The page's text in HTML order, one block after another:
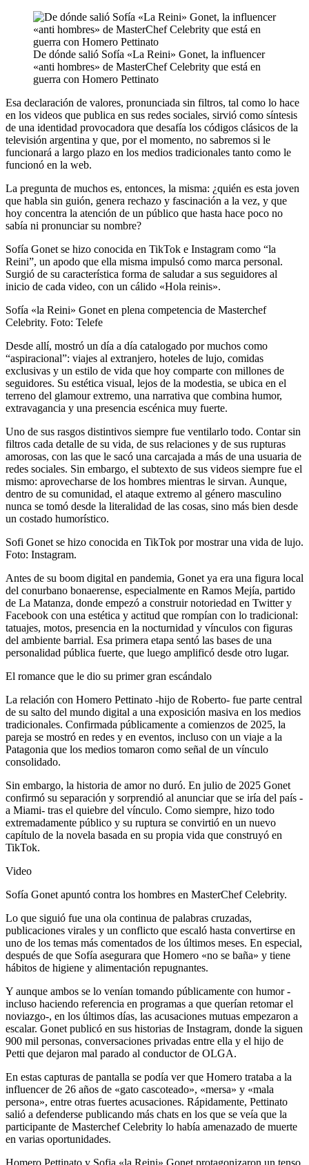
De dónde salió Sofía «La Reini» Gonet, la influencer
«anti hombres» de MasterChef Celebrity que está en
guerra con Homero Pettinato
Esa declaración de valores, pronunciada sin filtros, tal como lo hace
en los videos que publica en sus redes sociales, sirvió como síntesis
de una identidad provocadora que desafía los códigos clásicos de la
televisión argentina y que, por el momento, no sabremos si le
funcionará a largo plazo en los medios tradicionales tanto como le
funcionó en la web.
La pregunta de muchos es, entonces, la misma: ¿quién es esta joven
que habla sin guión, genera rechazo y fascinación a la vez, y que
hoy concentra la atención de un público que hasta hace poco no
sabía ni pronunciar su nombre?
Sofía Gonet se hizo conocida en TikTok e Instagram como “la
Reini”, un apodo que ella misma impulsó como marca personal.
Surgió de su característica forma de saludar a sus seguidores al
inicio de cada video, con un cálido «Hola reinis».
Sofía «la Reini» Gonet en plena competencia de Masterchef
Celebrity. Foto: Telefe
Desde allí, mostró un día a día catalogado por muchos como
“aspiracional”: viajes al extranjero, hoteles de lujo, comidas
exclusivas y un estilo de vida que hoy comparte con millones de
seguidores. Su estética visual, lejos de la modestia, se ubica en el
terreno del glamour extremo, una narrativa que combina humor,
extravagancia y una presencia escénica muy fuerte.
Uno de sus rasgos distintivos siempre fue ventilarlo todo. Contar sin
filtros cada detalle de su vida, de sus relaciones y de sus rupturas
amorosas, con las que le sacó una carcajada a más de una usuaria de
redes sociales. Sin embargo, el subtexto de sus videos siempre fue el
mismo: aprovecharse de los hombres mientras le sirvan. Aunque,
dentro de su comunidad, el ataque extremo al género masculino
nunca se tomó desde la literalidad de las cosas, sino más bien desde
un costado humorístico.
Sofi Gonet se hizo conocida en TikTok por mostrar una vida de lujo.
Foto: Instagram.
Antes de su boom digital en pandemia, Gonet ya era una figura local
del conurbano bonaerense, especialmente en Ramos Mejía, partido
de La Matanza, donde empezó a construir notoriedad en Twitter y
Facebook con una estética y actitud que rompían con lo tradicional:
tatuajes, motos, presencia en la nocturnidad y vínculos con figuras
del ambiente barrial. Esa primera etapa sentó las bases de una
personalidad pública fuerte, que luego amplificó desde otro lugar.
El romance que le dio su primer gran escándalo
La relación con Homero Pettinato -hijo de Roberto- fue parte central
de su salto del mundo digital a una exposición masiva en los medios
tradicionales. Confirmada públicamente a comienzos de 2025, la
pareja se mostró en redes y en eventos, incluso con un viaje a la
Patagonia que los medios tomaron como señal de un vínculo
consolidado.
Sin embargo, la historia de amor no duró. En julio de 2025 Gonet
confirmó su separación y sorprendió al anunciar que se iría del país -
a Miami- tras el quiebre del vínculo. Como siempre, hizo todo
extremadamente público y su ruptura se convirtió en un nuevo
capítulo de la novela basada en su propia vida que construyó en
TikTok.
Video
Sofía Gonet apuntó contra los hombres en MasterChef Celebrity.
Lo que siguió fue una ola continua de palabras cruzadas,
publicaciones virales y un conflicto que escaló hasta convertirse en
uno de los temas más comentados de los últimos meses. En especial,
después de que Sofía asegurara que Homero «no se baña» y tiene
hábitos de higiene y alimentación repugnantes.
Y aunque ambos se lo venían tomando públicamente con humor -
incluso haciendo referencia en programas a que querían retomar el
noviazgo-, en los últimos días, las acusaciones mutuas empezaron a
escalar. Gonet publicó en sus historias de Instagram, donde la siguen
900 mil personas, conversaciones privadas entre ella y el hijo de
Petti que dejaron mal parado al conductor de OLGA.
En estas capturas de pantalla se podía ver que Homero trataba a la
influencer de 26 años de «gato cascoteado», «mersa» y «mala
persona», entre otras fuertes acusaciones. Rápidamente, Pettinato
salió a defenderse publicando más chats en los que se veía que la
participante de Masterchef Celebrity lo había amenazado de muerte
en varias oportunidades.
Homero Pettinato y Sofia «la Reini» Gonet protagonizaron un tenso